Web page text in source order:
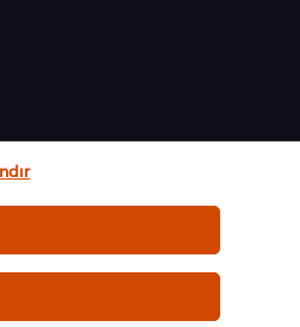
bilgiye sahip
risklerin belirleyip,